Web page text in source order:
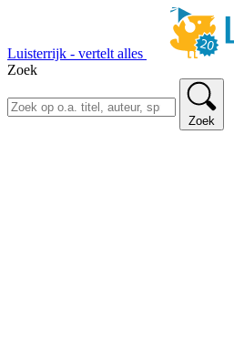
Luisterrijk - vertelt alles
Zoek
Zoek